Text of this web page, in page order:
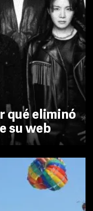
qué eliminó
su web